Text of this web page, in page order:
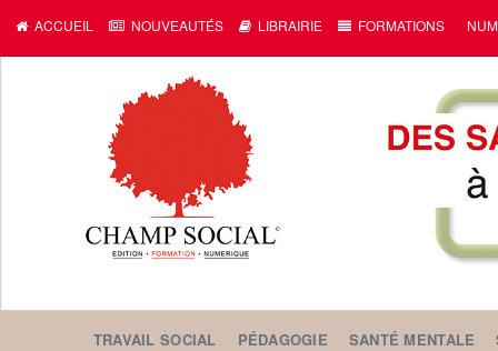
ACCUEIL NOUVEAUTÉS LIBRAIRIE FORMATIONS
TRAVAIL SOCIAL PÉDAGOGIE SANTÉ MENTALE